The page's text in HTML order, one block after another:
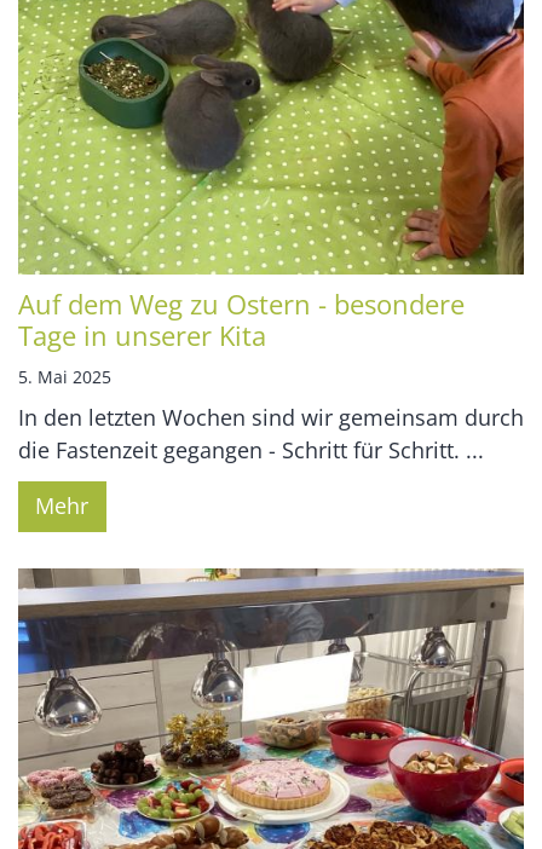
Auf dem Weg zu Ostern - besondere
Tage in unserer Kita
5. Mai 2025
In den letzten Wochen sind wir gemeinsam durch
die Fastenzeit gegangen - Schritt für Schritt. ...
Mehr